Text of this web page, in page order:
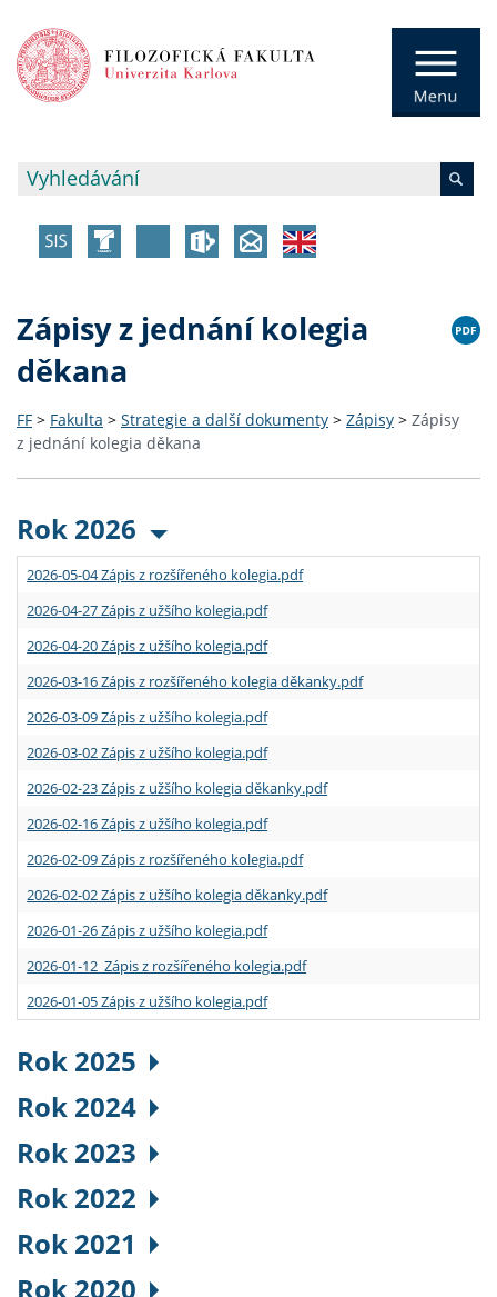
Zápisy z jednání kolegia
děkana
FF > Fakulta > Strategie a další dokumenty > Zápisy > Zápisy
z jednání kolegia děkana
Rok 2026
2026-05-04 Zápis z rozšířeného kolegia.pdf
2026-04-27 Zápis z užšího kolegia.pdf
2026-04-20 Zápis z užšího kolegia.pdf
2026-03-16 Zápis z rozšířeného kolegia děkanky.pdf
2026-03-09 Zápis z užšího kolegia.pdf
2026-03-02 Zápis z užšího kolegia.pdf
2026-02-23 Zápis z užšího kolegia děkanky.pdf
2026-02-16 Zápis z užšího kolegia.pdf
2026-02-09 Zápis z rozšířeného kolegia.pdf
2026-02-02 Zápis z užšího kolegia děkanky.pdf
2026-01-26 Zápis z užšího kolegia.pdf
2026-01-12 Zápis z rozšířeného kolegia.pdf
2026-01-05 Zápis z užšího kolegia.pdf
Rok 2025
Rok 2024
Rok 2023
Rok 2022
Rok 2021
Rok 2020